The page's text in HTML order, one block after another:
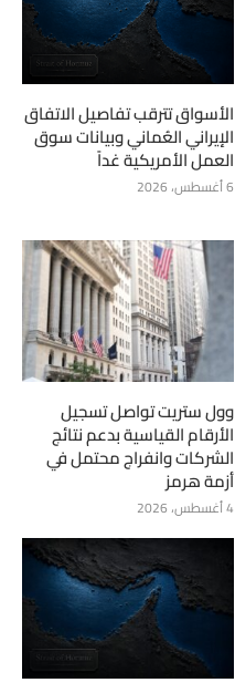
الأسواق تترقب تفاصيل الاتفاق
الإيراني العُماني وبيانات سوق
العمل الأمريكية غداً
6 أغسطس، 2026
وول ستريت تواصل تسجيل
الأرقام القياسية بدعم نتائج
الشركات وانفراج محتمل في
أزمة هرمز
4 أغسطس، 2026